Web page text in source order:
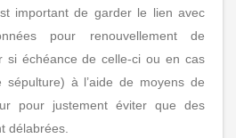
important de garder le lien avec
pour renouvellement de
si échéance de celle-ci ou en cas
sépulture) à l’aide de moyens de
pour justement éviter que des
délabrées.